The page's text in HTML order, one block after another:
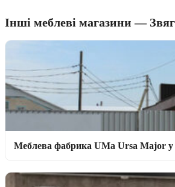
Інші меблеві магазини —
Меблева фабрика UMa Ursa Major у